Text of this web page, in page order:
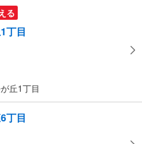
る
丁目
丘1丁目
丁目